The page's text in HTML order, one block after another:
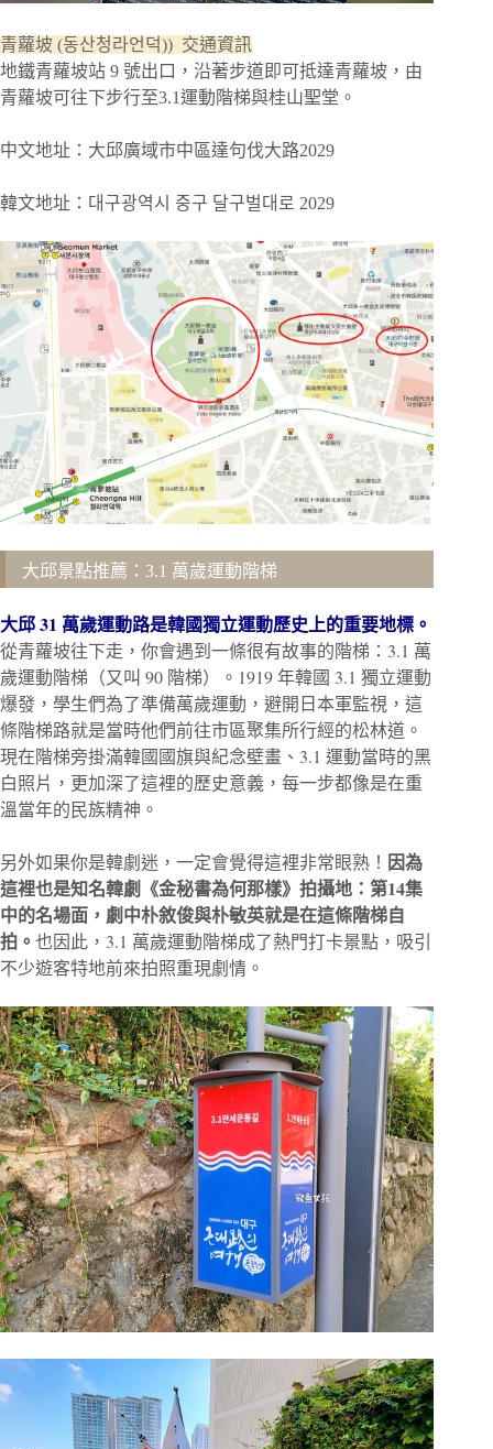
青蘿坡 (동산청라언덕)) 交通資訊
地鐵青蘿坡站 9 號出口，沿著步道即可抵達青蘿坡，由
青蘿坡可往下步行至3.1運動階梯與桂山聖堂。
中文地址：大邱廣域市中區達句伐大路2029
韓文地址：대구광역시 중구 달구벌대로 2029
大邱景點推薦：3.1 萬歲運動階梯
大邱 31 萬歲運動路是韓國獨立運動歷史上的重要地標。
從青蘿坡往下走，你會遇到一條很有故事的階梯：3.1 萬
歲運動階梯（又叫 90 階梯）。1919 年韓國 3.1 獨立運動
爆發，學生們為了準備萬歲運動，避開日本軍監視，這
條階梯路就是當時他們前往市區聚集所行經的松林道。
現在階梯旁掛滿韓國國旗與紀念壁畫、3.1 運動當時的黑
白照片，更加深了這裡的歷史意義，每一步都像是在重
溫當年的民族精神。
另外如果你是韓劇迷，一定會覺得這裡非常眼熟！ 因為
這裡也是知名韓劇《金秘書為何那樣》拍攝地：第14集
中的名場面，劇中朴敘俊與朴敏英就是在這條階梯自
拍。 也因此，3.1 萬歲運動階梯成了熱門打卡景點，吸引
不少遊客特地前來拍照重現劇情。